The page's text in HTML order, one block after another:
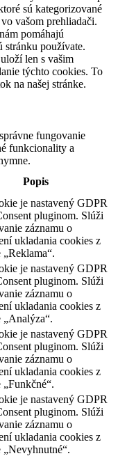
sú kategorizované
vašom prehliadači.
pomáhajú
používate.
len s vašim
týchto cookies. To
na našej stránke.
fungovanie
funkcionality a
Popis
je nastavený GDPR
pluginom. Slúži
záznamu o
ukladania cookies z
„Reklama“.
je nastavený GDPR
pluginom. Slúži
záznamu o
ukladania cookies z
„Analýza“.
je nastavený GDPR
pluginom. Slúži
záznamu o
ukladania cookies z
„Funkčné“.
je nastavený GDPR
pluginom. Slúži
záznamu o
ukladania cookies z
„Nevyhnutné“.